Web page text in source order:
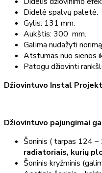
Didelė spalvų paletė.
Gylis: 131 mm.
Aukštis: 300 mm.
Galima nudažyti
Atstumas nuo sienos
Patogu džiovinti
Džiovintuvo Instal
Džiovintuvo pajungimai
Šoninis ( tarpas 124 –
radiatoriais, kurių
Šoninis kryžminis